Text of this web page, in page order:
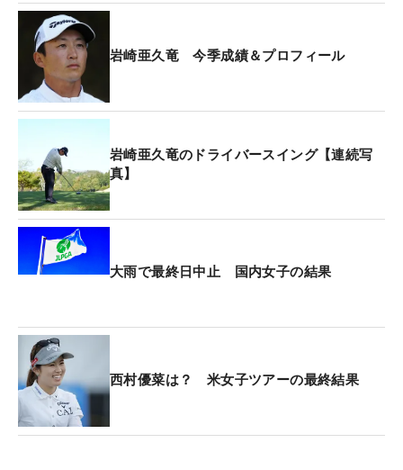
岩崎亜久竜 今季成績＆プロフィール
岩崎亜久竜のドライバースイング【連続写
真】
大雨で最終日中止 国内女子の結果
西村優菜は？ 米女子ツアーの最終結果